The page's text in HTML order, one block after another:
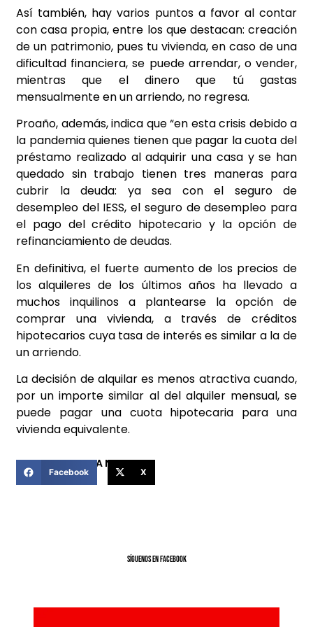
Así también, hay varios puntos a favor al contar
con casa propia, entre los que destacan: creación
de un patrimonio, pues tu vivienda, en caso de una
dificultad financiera, se puede arrendar, o vender,
mientras que el dinero que tú gastas
mensualmente en un arriendo, no regresa.
Proaño, además, indica que “en esta crisis debido a
la pandemia quienes tienen que pagar la cuota del
préstamo realizado al adquirir una casa y se han
quedado sin trabajo tienen tres maneras para
cubrir la deuda: ya sea con el seguro de
desempleo del IESS, el seguro de desempleo para
el pago del crédito hipotecario y la opción de
refinanciamiento de deudas.
En definitiva, el fuerte aumento de los precios de
los alquileres de los últimos años ha llevado a
muchos inquilinos a plantearse la opción de
comprar una vivienda, a través de créditos
hipotecarios cuya tasa de interés es similar a la de
un arriendo.
La decisión de alquilar es menos atractiva cuando,
por un importe similar al del alquiler mensual, se
puede pagar una cuota hipotecaria para una
vivienda equivalente.
COMPARTIR ESTA NOTICIA
Facebook X
SíGUENOS EN FACEBOOK